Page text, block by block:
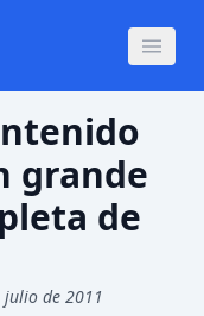
grande
de
julio de 2011